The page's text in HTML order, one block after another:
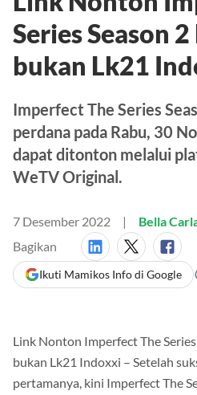
Series Season
bukan Lk21
Imperfect The Series
perdana pada Rabu, 30
dapat ditonton melalui
WeTV Original.
7 Desember 2022
Bella
Bagikan
Ikuti Mamikos Info di Google
Link Nonton Imperfect The Series
bukan Lk21 Indoxxi – Setelah
pertamanya, kini Imperfect The